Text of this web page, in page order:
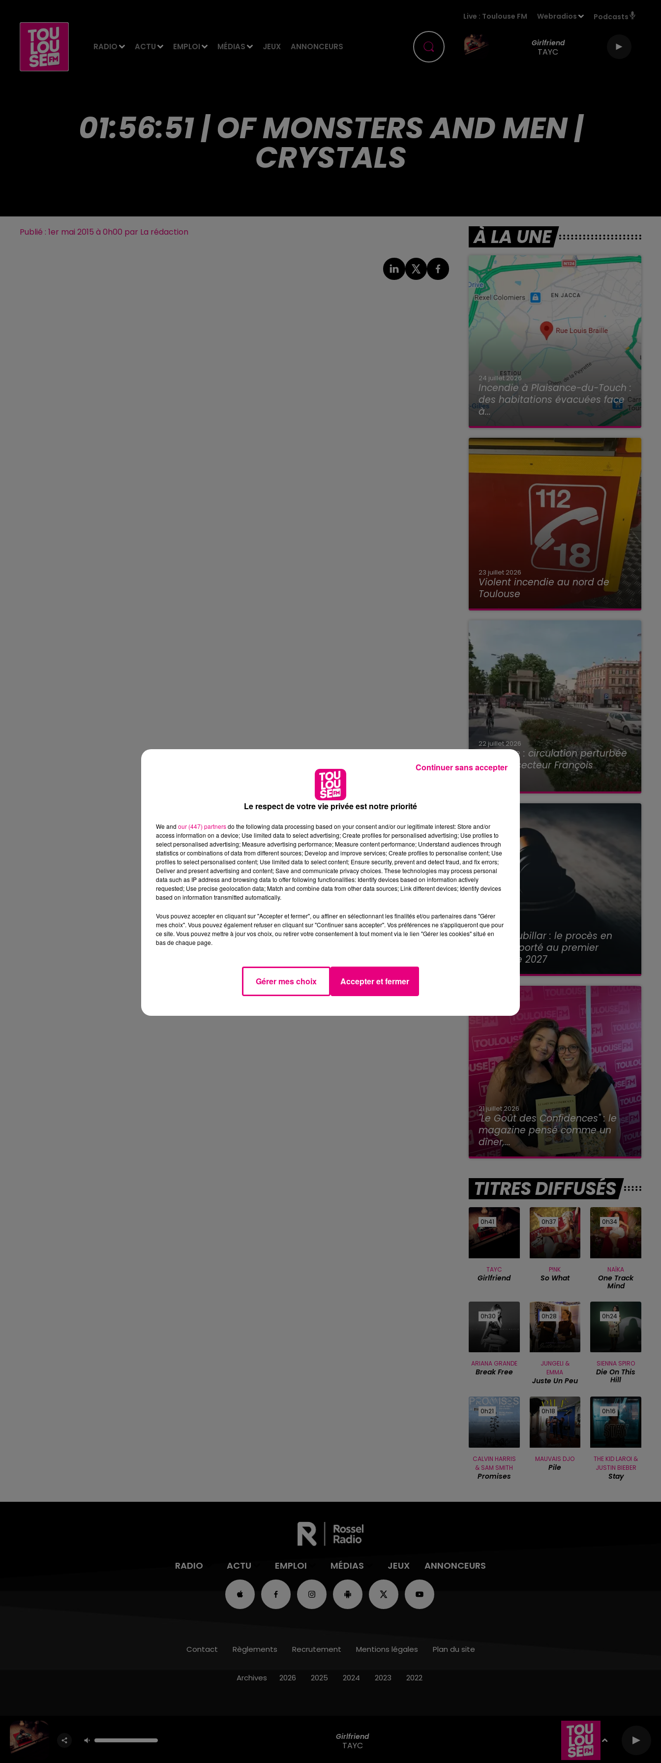
RADIO ACTU EMPLOI MÉDIAS JEUX ANNONCEURS
Live : Toulouse FM Webradios Podcasts
Girlfriend
TAYC
01:56:51 | OF MONSTERS AND MEN |
CRYSTALS
Publié : 1er mai 2015 à 0h00 par La rédaction À LA UNE
24 juillet 2026
Incendie à Plaisance-du-Touch :
des habitations évacuées face
à...
23 juillet 2026
Violent incendie au nord de
Toulouse
22 juillet 2026
Toulouse : circulation perturbée
dans le secteur François
21 juillet 2026
Affaire Jubillar : le procès en
appel reporté au premier
semestre 2027
21 juillet 2026
"Le Goût des Confidences" : le
magazine pensé comme un
dîner,...
TITRES DIFFUSÉS
0h41
0h41
TAYC
Girlfriend
0h37
0h37
P!NK
So What
0h34
0h34
NAÏKA
One Track
Mind
0h30
0h30
ARIANA GRANDE
Break Free
0h28
0h28
JUNGELI &
EMMA
Juste Un Peu
0h24
0h24
SIENNA SPIRO
Die On This
Hill
0h21
0h21
CALVIN HARRIS
& SAM SMITH
Promises
0h18
0h18
MAUVAIS DJO
Pile
0h16
0h16
THE KID LAROI &
JUSTIN BIEBER
Stay
RADIO ACTU EMPLOI MÉDIAS JEUX ANNONCEURS
Girlfriend
TAYC
Contact Règlements Recrutement Mentions légales Plan du site
Archives 2026 2025 2024 2023 2022
Le respect de votre vie privée est notre priorité
We and our (447) partnersdo the following data processing based on your consent and/or our legitimate interest: Store and/or
access information on a device; Use limited data to select advertising; Create profiles for personalised advertising; Use profiles to
select personalised advertising; Measure advertising performance; Measure content performance; Understand audiences through
statistics or combinations of data from different sources; Develop and improve services; Create profiles to personalise content; Use
profiles to select personalised content; Use limited data to select content; Ensure security, prevent and detect fraud, and fix errors;
Deliver and present advertising and content; Save and communicate privacy choices. These technologies may process personal
data such as IP address and browsing data to offer following functionalities: Identify devices based on information actively
requested; Use precise geolocation data; Match and combine data from other data sources; Link different devices; Identify devices
based on information transmitted automatically.
Vous pouvez accepter en cliquant sur "Accepter et fermer", ou affiner en sélectionnant les finalités et/ou partenaires dans "Gérer
mes choix". Vous pouvez également refuser en cliquant sur "Continuer sans accepter". Vos préférences ne s'appliqueront que pour
ce site. Vous pouvez mettre à jour vos choix, ou retirer votre consentement à tout moment via le lien "Gérer les cookies" situé en
bas de chaque page.
Gérer mes choix Accepter et fermer
Continuer sans accepter